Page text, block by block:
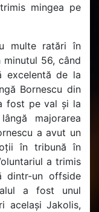
mingea pe
multe ratări în
minutul 56, când
excelentă de la
Bornescu din
fost pe val și la
majorarea
a avut un
în tribună în
a trimis
dintr-un offside
a fost unul
același Jakolis,